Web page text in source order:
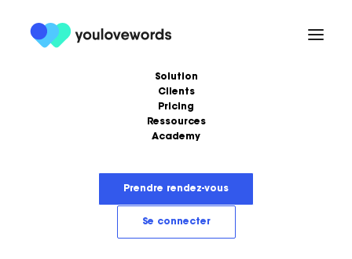
Solution
Clients
Pricing
Ressources
Academy
Prendre rendez-vous
Se connecter